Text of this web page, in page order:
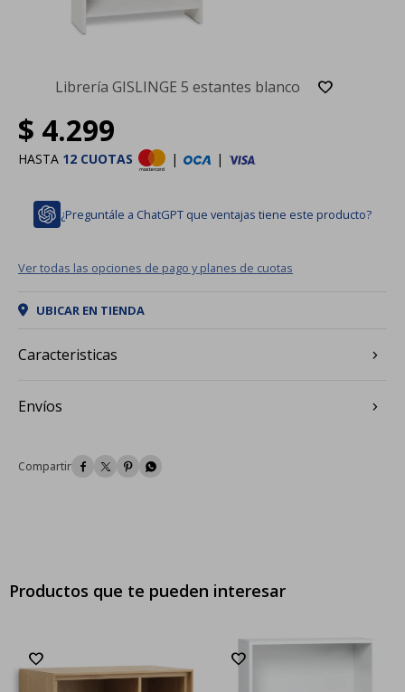
Librería GISLINGE 5 estantes blanco
$ 4.299
HASTA 12 CUOTAS | |
¿Preguntále a ChatGPT que ventajas tiene este producto?
Ver todas las opciones de pago y planes de cuotas
UBICAR EN TIENDA
Caracteristicas
Envíos
   
Productos que te pueden interesar